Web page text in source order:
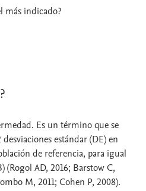
más indicado?
Es un término que se
estándar (DE) en
de referencia, para igual
(Rogol AD, 2016; Barstow C,
M, 2011; Cohen P, 2008).